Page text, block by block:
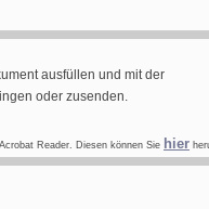
ausfüllen und mit der
oder zusenden.
Reader. Diesen können Sie hier